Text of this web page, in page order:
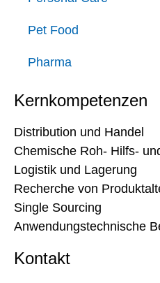
Pet Food
Pharma
Kernkompetenzen
Distribution und Handel
Chemische Roh- Hilfs-
Logistik und Lagerung
Recherche von
Single Sourcing
Anwendungstechnische
Kontakt